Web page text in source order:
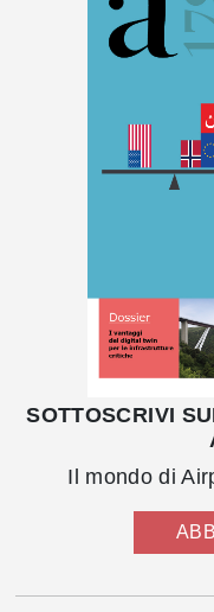
SOTTOSCRIVI
Il mondo di